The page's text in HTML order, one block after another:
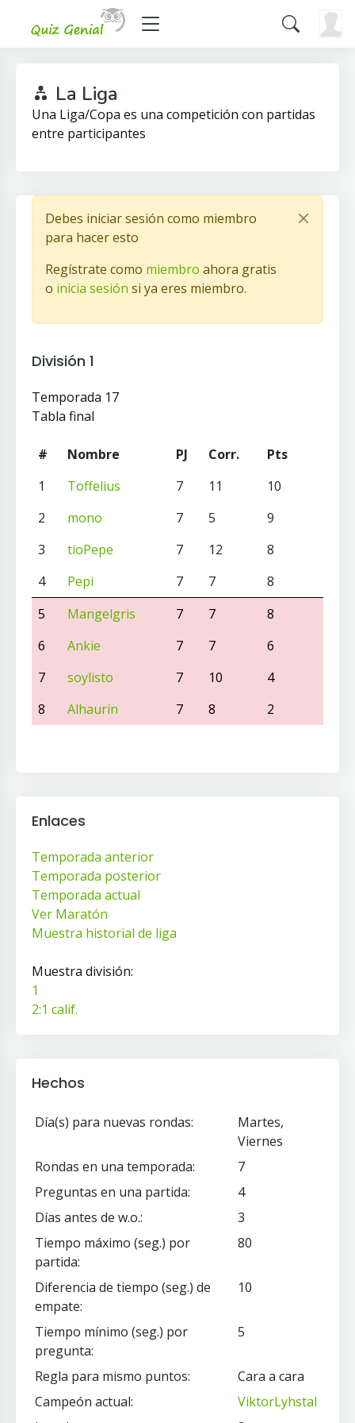
La Liga
Una Liga/Copa es una competición con partidas
entre participantes
Debes iniciar sesión como miembro
para hacer esto
Regístrate como miembro ahora gratis
o inicia sesión si ya eres miembro.
División 1
Temporada 17
Tabla final
# Nombre PJ Corr.
Pts
1
Toffelius 7 11
10
2
mono 7 5
9
3
tioPepe 7 12
8
4
Pepi 7 7
8
5
Mangelgris 7 7
8
6
Ankie 7 7
6
7
soylisto 7 10
4
8
Alhaurin 7 8 2
Enlaces
Temporada anterior
Temporada posterior
Temporada actual
Ver Maratón
Muestra historial de liga
Muestra división:
1
2:1 calif.
Hechos
Día(s) para nuevas rondas:
Martes,
Viernes
Rondas en una temporada:
7
Preguntas en una partida:
4
Días antes de w.o.:
3
Tiempo máximo (seg.) por
partida:
80
Diferencia de tiempo (seg.) de
empate:
10
Tiempo mínimo (seg.) por
pregunta:
5
Regla para mismo puntos:
Cara a cara
Campeón actual:
ViktorLyhstal